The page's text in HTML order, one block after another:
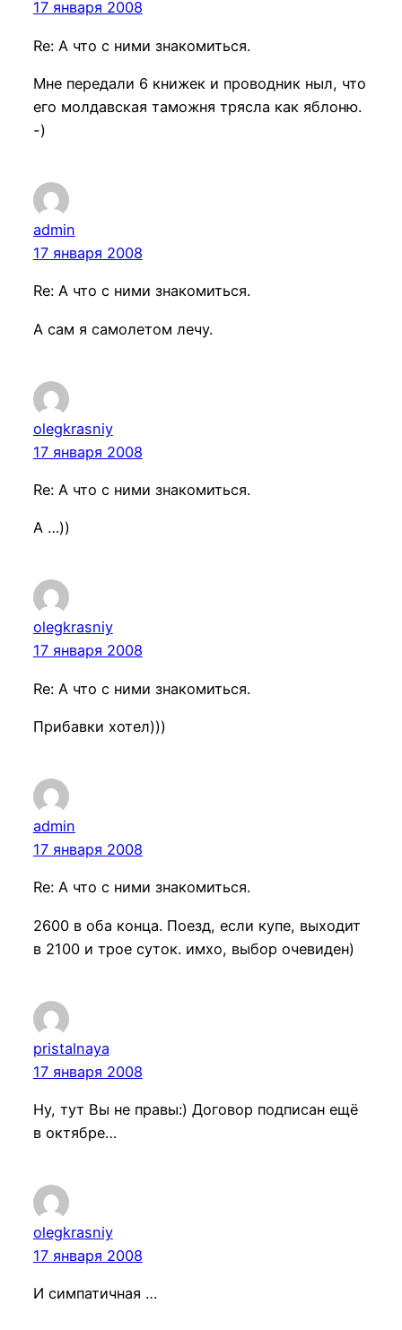
17 января 2008
Re: А что с ними знакомиться.
Мне передали 6 книжек и проводник ныл, что
его молдавская таможня трясла как яблоню.
-)
admin
17 января 2008
Re: А что с ними знакомиться.
А сам я самолетом лечу.
olegkrasniy
17 января 2008
Re: А что с ними знакомиться.
А …))
olegkrasniy
17 января 2008
Re: А что с ними знакомиться.
Прибавки хотел)))
admin
17 января 2008
Re: А что с ними знакомиться.
2600 в оба конца. Поезд, если купе, выходит
в 2100 и трое суток. имхо, выбор очевиден)
pristalnaya
17 января 2008
Ну, тут Вы не правы:) Договор подписан ещё
в октябре…
olegkrasniy
17 января 2008
И симпатичная …